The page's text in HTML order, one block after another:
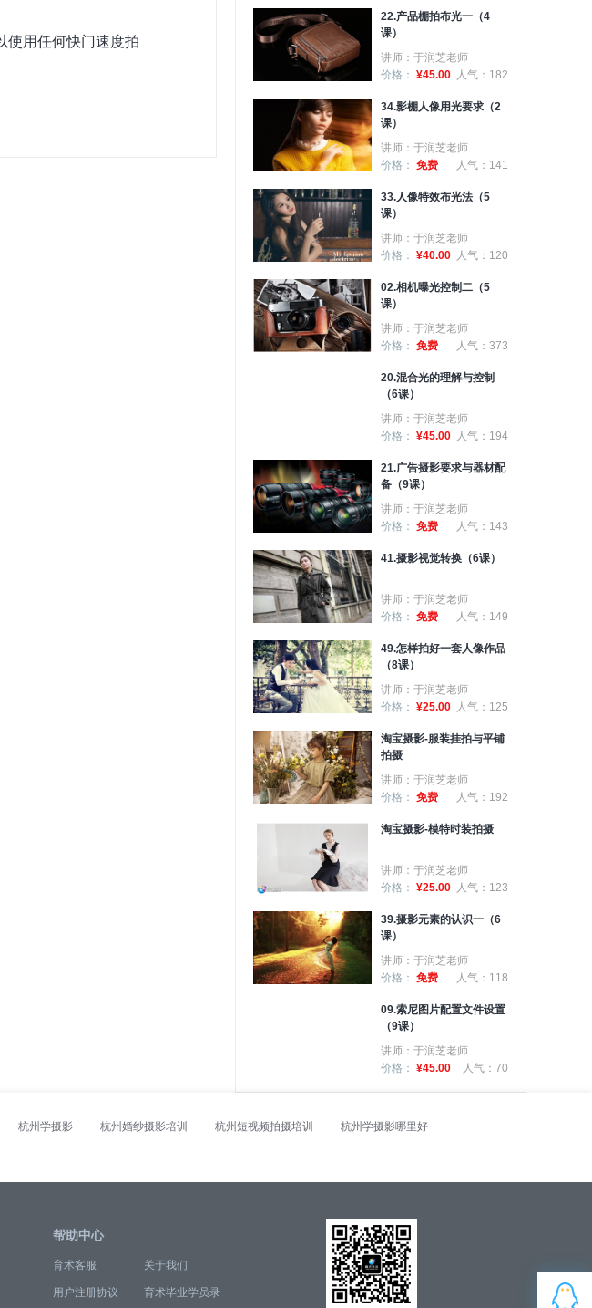
使用任何快门速度拍
22.产品棚拍布光一（4
课）
讲师：于润芝老师
价格： ¥45.00 人气：182
34.影棚人像用光要求（2
课）
讲师：于润芝老师
价格： 免费 人气：141
33.人像特效布光法（5
课）
讲师：于润芝老师
价格： ¥40.00 人气：120
02.相机曝光控制二（5
课）
讲师：于润芝老师
价格： 免费 人气：373
20.混合光的理解与控制
（6课）
讲师：于润芝老师
价格： ¥45.00 人气：194
21.广告摄影要求与器材配
备（9课）
讲师：于润芝老师
价格： 免费 人气：143
41.摄影视觉转换（6课）
讲师：于润芝老师
价格： 免费 人气：149
49.怎样拍好一套人像作品
（8课）
讲师：于润芝老师
价格： ¥25.00 人气：125
淘宝摄影-服装挂拍与平铺
拍摄
讲师：于润芝老师
价格： 免费 人气：192
淘宝摄影-模特时装拍摄
讲师：于润芝老师
价格： ¥25.00 人气：123
39.摄影元素的认识一（6
课）
讲师：于润芝老师
价格： 免费 人气：118
09.索尼图片配置文件设置
（9课）
讲师：于润芝老师
价格： ¥45.00 人气：70
杭州学摄影 杭州婚纱摄影培训 杭州短视频拍摄培训
杭州学摄影哪里好
帮助中心
育术客服 关于我们
用户注册协议 育术毕业学员录